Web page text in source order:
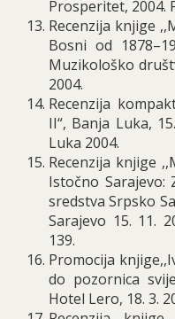
Prosperitet, 2004.
Recenzija knjige
Bosni od
Muzikološko
2004.
Recenzija
II“, Banja Luka,
Luka 2004.
Recenzija knjige
Istočno Sarajevo:
sredstva Srpsko
Sarajevo 15. 11.
139.
Promocija
do pozornica
Hotel Lero, 18. 3.